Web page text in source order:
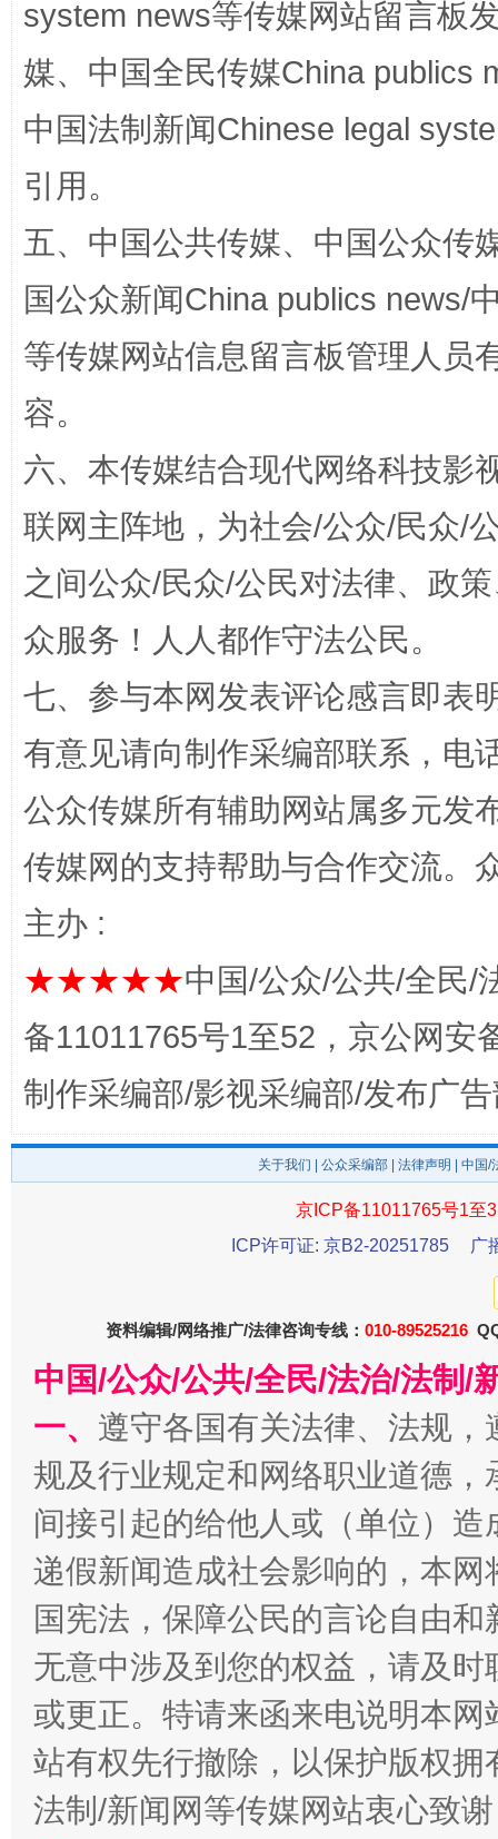
东山县通报“牛蛙产品抗生素超标问题” 法
千年窑火 生生不息 一
揭开“小金库”的免责幌子
受贿1.44亿！段成刚被判无期 从幼
全民健身五年计划来了！等你上场
system news等传媒网站留言板
媒、中国全民传媒China publics
中国法制新闻Chinese legal
引用。
五、中国公共传媒、中国公众传
国公众新闻China publics news/
等传媒网站信息留言板管理人员
容。
六、本传媒结合现代网络科技影
联网主阵地，为社会/公众/民众/
之间公众/民众/公民对法律、政
众服务！人人都作守法公民。
七、参与本网发表评论感言即表
有意见请向制作采编部联系，电
公众传媒所有辅助网站属多元发
传媒网的支持帮助与合作交流。
主办 :
★★★★★中国/公众/公共/全民/
备11011765号1至52，京公网安
制作采编部/影视采编部/发布广
关于我们 公众采编部 法律声明 | 中国
京ICP备11011765号1至
ICP许可证: 京B2-20251785
广
资料编辑/网络推广/法律咨询专线： 010-89525216
中国/公众/公共/全民/法治/法制/
一、 遵守各国有关法律、法规
规及行业规定和网络职业道德
间接引起的给他人或（单位）
递假新闻造成社会影响的，本
国宪法，保障公民的言论自由
无意中涉及到您的权益，请及
或更正。特请来函来电说明本
站有权先行撤除，以保护版权
法制/新闻网等传媒网站衷心致